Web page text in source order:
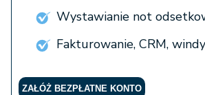
Wystawianie not
Fakturowanie, CRM,
ZAŁÓŻ BEZPŁATNE KONTO